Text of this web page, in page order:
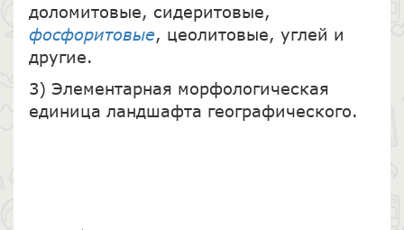
доломитовые, сидеритовые,
фосфоритовые, цеолитовые, углей и
другие.
3) Элементарная морфологическая
единица ландшафта географического.